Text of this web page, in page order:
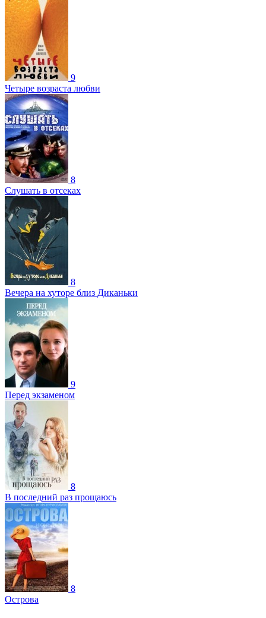
9
Четыре возраста любви
8
Слушать в отсеках
8
Вечера на хуторе близ Диканьки
9
Перед экзаменом
8
В последний раз прощаюсь
8
Острова